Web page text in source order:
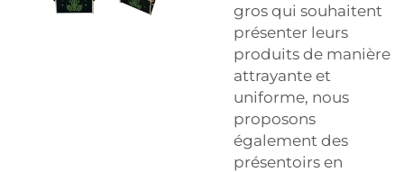
gros qui souhaitent
présenter leurs
produits de manière
attrayante et
uniforme, nous
proposons
également des
présentoirs en